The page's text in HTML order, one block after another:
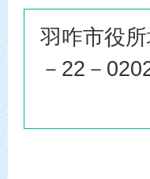
羽咋市役
－22－